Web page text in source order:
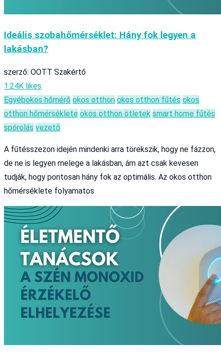
Ideális szobahőmérséklet: Hány fok legyen a
lakásban?
szerző: OOTT Szakértő
1.24K likes
Egyébokos hőmérő okos otthon okos otthon fűtés okos
otthon hőmérséklete okos otthon ötletek smart home fűtés
spórolás vezető
A fűtésszezon idején mindenki arra törekszik, hogy ne fázzon,
de ne is legyen melege a lakásban, ám azt csak kevesen
tudják, hogy pontosan hány fok az optimális. Az okos otthon
hőmérséklete folyamatos